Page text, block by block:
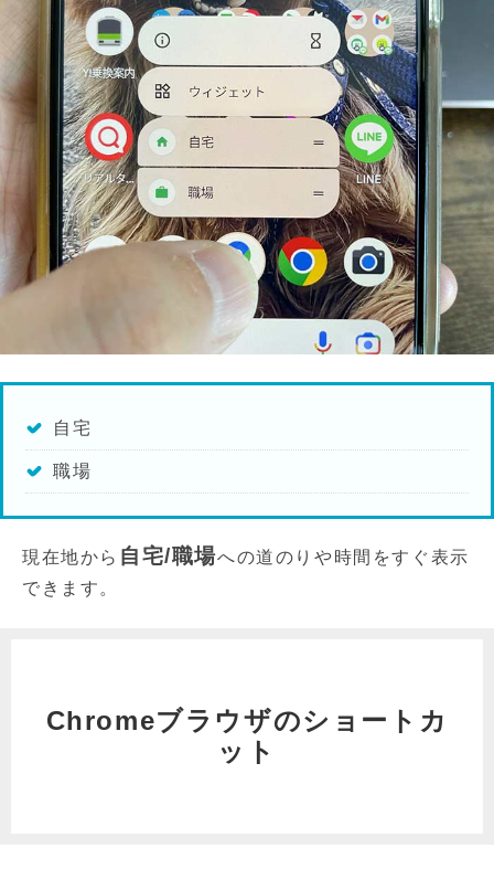
自宅
職場
現在地から 自宅/職場への道のりや時間をすぐ表示
できます。
Chromeブラウザのショートカ
ット